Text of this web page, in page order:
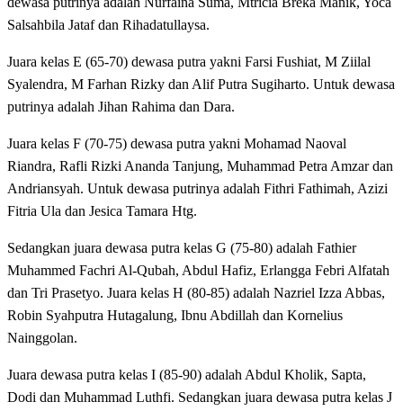
Salsahbila Jataf dan Rihadatullaysa.
Juara kelas E (65-70) dewasa putra yakni Farsi Fushiat, M Ziilal
Syalendra, M Farhan Rizky dan Alif Putra Sugiharto. Untuk dewasa
putrinya adalah Jihan Rahima dan Dara.
Juara kelas F (70-75) dewasa putra yakni Mohamad Naoval
Riandra, Rafli Rizki Ananda Tanjung, Muhammad Petra Amzar dan
Andriansyah. Untuk dewasa putrinya adalah Fithri Fathimah, Azizi
Fitria Ula dan Jesica Tamara Htg.
Sedangkan juara dewasa putra kelas G (75-80) adalah Fathier
Muhammed Fachri Al-Qubah, Abdul Hafiz, Erlangga Febri Alfatah
dan Tri Prasetyo. Juara kelas H (80-85) adalah Nazriel Izza Abbas,
Robin Syahputra Hutagalung, Ibnu Abdillah dan Kornelius
Nainggolan.
Juara dewasa putra kelas I (85-90) adalah Abdul Kholik, Sapta,
Dodi dan Muhammad Luthfi. Sedangkan juara dewasa putra kelas J